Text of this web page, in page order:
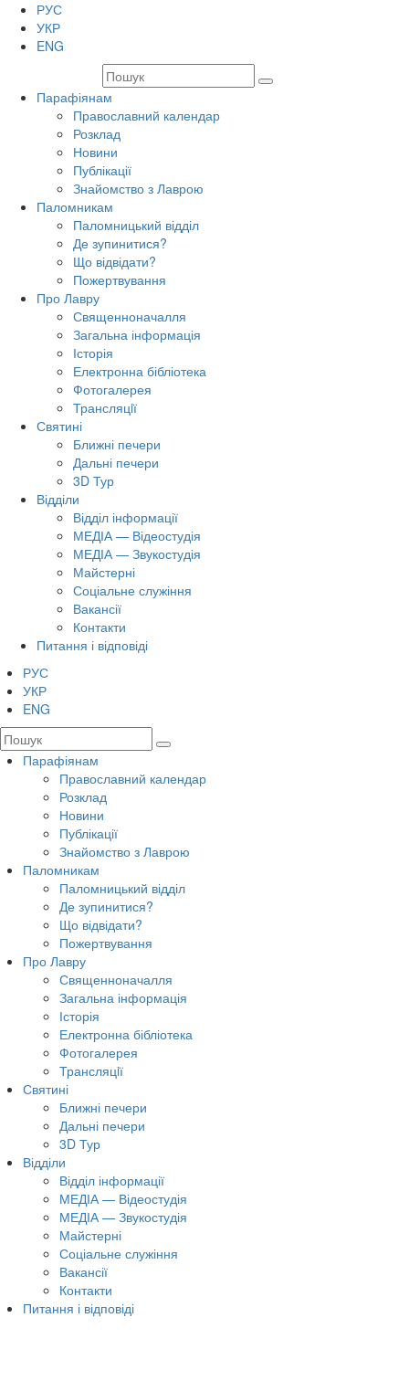
РУС
УКР
ENG
Парафіянам
Православний календар
Розклад
Новини
Публікації
Знайомство з Лаврою
Паломникам
Паломницький відділ
Де зупинитися?
Що відвідати?
Пожертвування
Про Лавру
Священноначалля
Загальна інформація
Історія
Електронна бібліотека
Фотогалерея
Трансляцiї
Святині
Ближні печери
Дальні печери
3D Тур
Відділи
Відділ інформації
МЕДІА — Відеостудія
МЕДІА — Звукостудія
Майстерні
Соціальне служіння
Вакансії
Контакти
Питання і відповіді
РУС
УКР
ENG
Парафіянам
Православний календар
Розклад
Новини
Публікації
Знайомство з Лаврою
Паломникам
Паломницький відділ
Де зупинитися?
Що відвідати?
Пожертвування
Про Лавру
Священноначалля
Загальна інформація
Історія
Електронна бібліотека
Фотогалерея
Трансляцiї
Святині
Ближні печери
Дальні печери
3D Тур
Відділи
Відділ інформації
МЕДІА — Відеостудія
МЕДІА — Звукостудія
Майстерні
Соціальне служіння
Вакансії
Контакти
Питання і відповіді